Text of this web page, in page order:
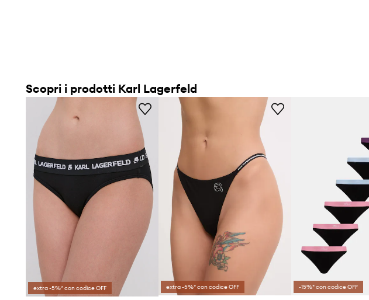
Scopri i prodotti Karl Lagerfeld
extra -5%* con codice OFF extra -5%* con codice OFF -15%* con codice OFF